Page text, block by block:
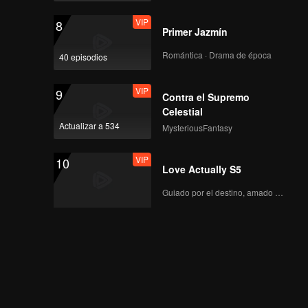
8
40 episodios
VIP
Primer Jazmín
Romántica · Drama de época
9
Actualizar a 534
VIP
Contra el Supremo
Celestial
MysteriousFantasy
10 VIP
Love Actually S5